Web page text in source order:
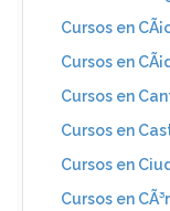
Cursos en
Cursos en
Cursos en
Cursos en
Cursos en
Cursos en